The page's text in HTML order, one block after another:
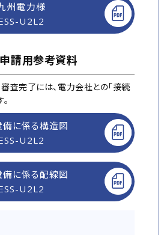
州電力様
U2L2
請用参考資料
査完了には、電力会社との「接続
備に係る構造図
U2L2
備に係る配線図
U2L2